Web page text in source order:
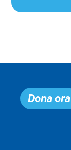
Dona ora